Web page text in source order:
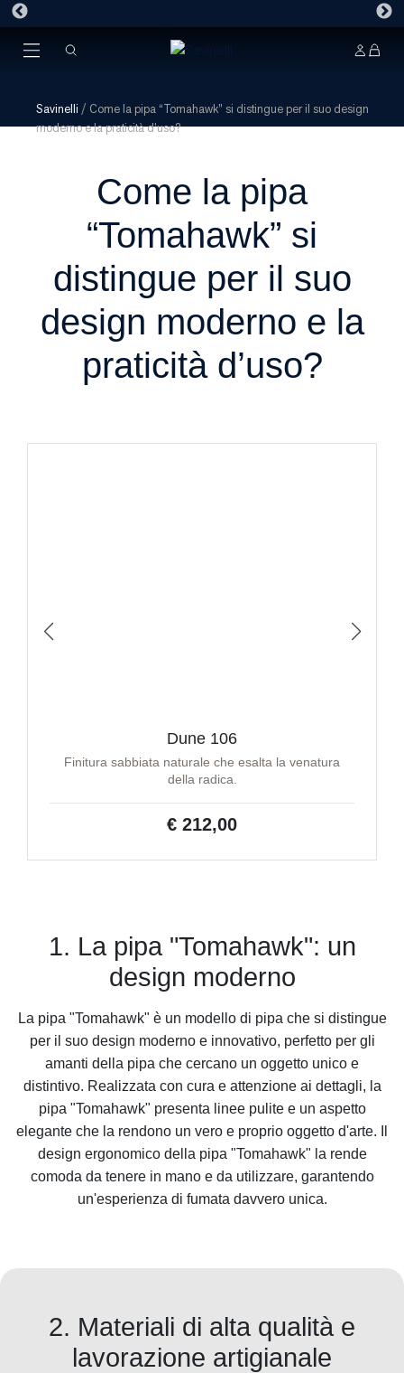
Savinelli / Come la pipa “Tomahawk” si distingue per il suo design
moderno e la praticità d’uso?
Come la pipa
“Tomahawk” si
distingue per il suo
design moderno e la
praticità d’uso?
Dune 106
Finitura sabbiata naturale che esalta la venatura
della radica.
€ 212,00
1. La pipa "Tomahawk": un
design moderno
La pipa "Tomahawk" è un modello di pipa che si distingue
per il suo design moderno e innovativo, perfetto per gli
amanti della pipa che cercano un oggetto unico e
distintivo. Realizzata con cura e attenzione ai dettagli, la
pipa "Tomahawk" presenta linee pulite e un aspetto
elegante che la rendono un vero e proprio oggetto d'arte. Il
design ergonomico della pipa "Tomahawk" la rende
comoda da tenere in mano e da utilizzare, garantendo
un'esperienza di fumata davvero unica.
2. Materiali di alta qualità e
lavorazione artigianale